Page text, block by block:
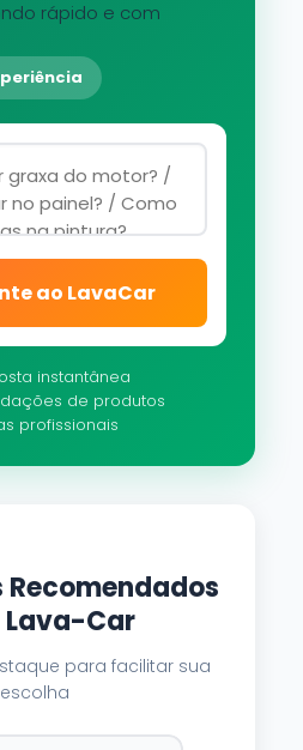
rápido e com
ao LavaCar
instantânea
de produtos
profissionais
Recomendados
Car
para facilitar sua
escolha